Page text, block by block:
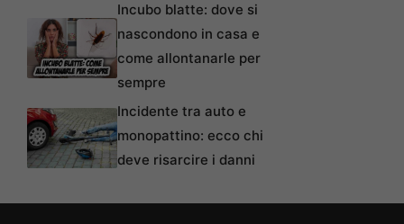
Incubo blatte: dove si
nascondono in casa e
come allontanarle per
sempre
Incidente tra auto e
monopattino: ecco chi
deve risarcire i danni